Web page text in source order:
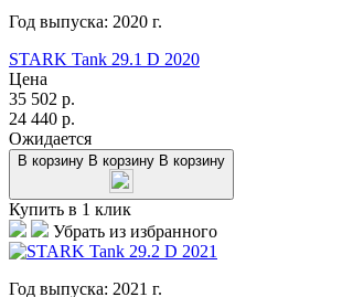
Год выпуска: 2020 г.
STARK Tank 29.1 D 2020
Цена
35 502 р.
24 440 р.
Ожидается
В корзину В корзину В корзину
Купить в 1 клик
Убрать из избранного
Год выпуска: 2021 г.